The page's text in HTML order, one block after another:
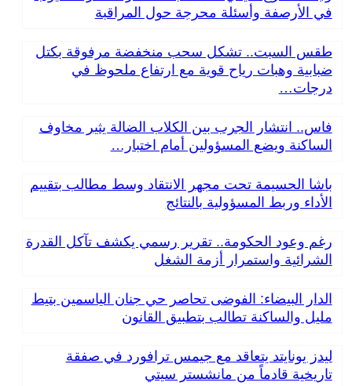
في الأرصفة وأسئلة محرجة حول المراقبة
طقس السبت.. تشكل سحب منخفضة مرفوقة بكتل
ضبابية وهبات رياح قوية مع ارتفاع ملحوظ في
درجات…
فاس.. انتشار الجرب بين الكلاب الضالة يثير مخاوف
الساكنة ويضع المسؤولين أمام اختبار…
باشا الحسيمة تحت مجهر الانتقاد وسط مطالب بتقييم
الأداء وربط المسؤولية بالنتائج
رغم وعود الحكومة.. تقرير رسمي يكشف تآكل القدرة
الشرائية واستمرار أزمة الشغل
الدار البيضاء: الفوضى تحاصر حي جنان الياسمين بتيط
مليل والساكنة تطالب بتطبيق القانون
ليدز يونايتد يتعاقد مع جيمس ترافورد في صفقة
تاريخية قادماً من مانشستر سيتي